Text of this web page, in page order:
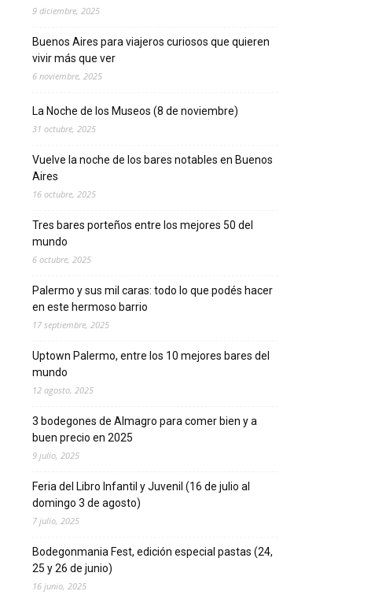
9 diciembre, 2025
Buenos Aires para viajeros curiosos que quieren
vivir más que ver
6 noviembre, 2025
La Noche de los Museos (8 de noviembre)
31 octubre, 2025
Vuelve la noche de los bares notables en Buenos
Aires
16 octubre, 2025
Tres bares porteños entre los mejores 50 del
mundo
6 octubre, 2025
Palermo y sus mil caras: todo lo que podés hacer
en este hermoso barrio
17 septiembre, 2025
Uptown Palermo, entre los 10 mejores bares del
mundo
12 agosto, 2025
3 bodegones de Almagro para comer bien y a
buen precio en 2025
9 julio, 2025
Feria del Libro Infantil y Juvenil (16 de julio al
domingo 3 de agosto)
7 julio, 2025
Bodegonmania Fest, edición especial pastas (24,
25 y 26 de junio)
16 junio, 2025